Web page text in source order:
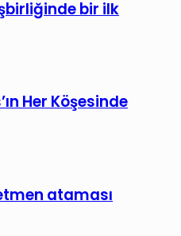
bir ilk
Her Köşesinde
ataması